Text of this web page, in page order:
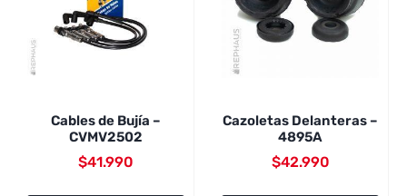
Cables de Bujía –
CVMV2502
$41.990
Cazoletas Delanteras –
4895A
$42.990